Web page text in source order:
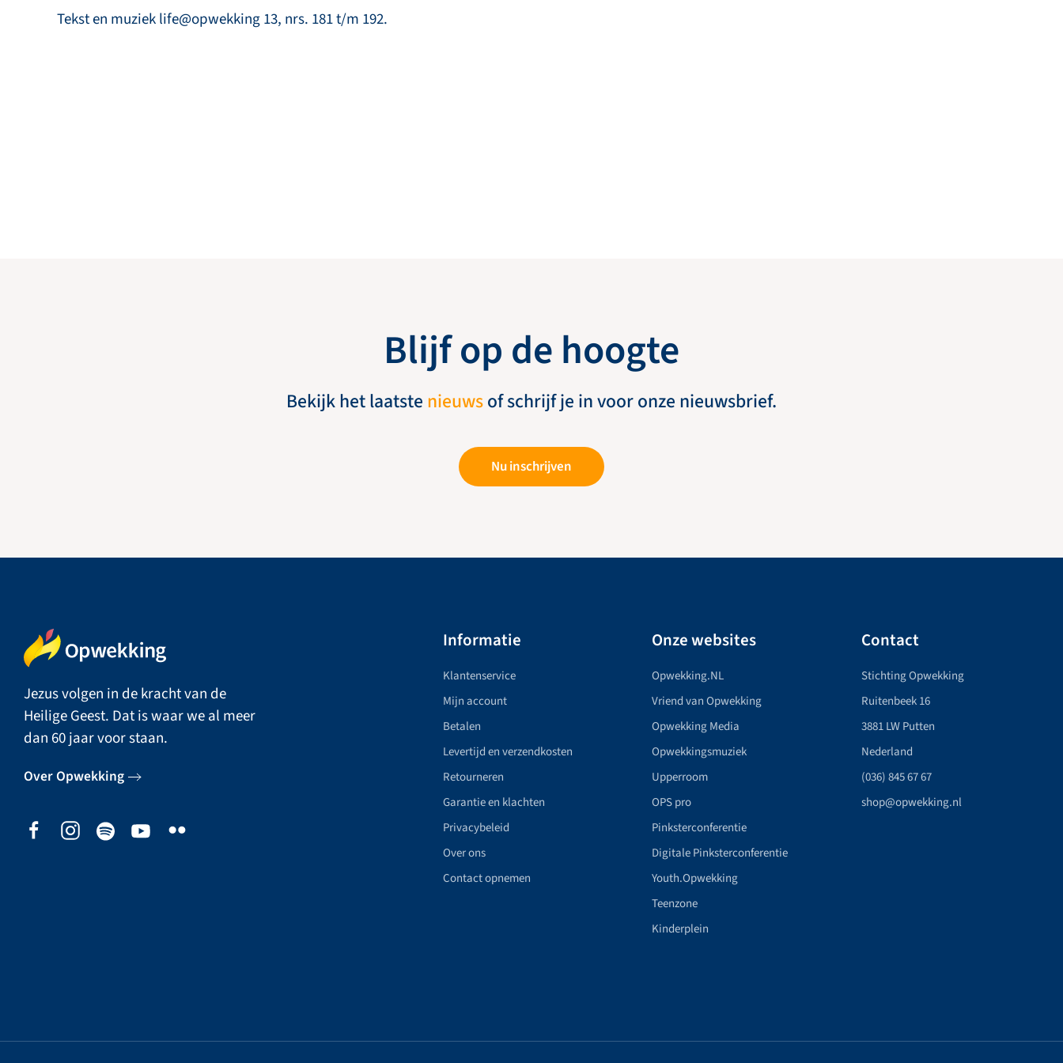
Tekst en muziek life@opwekking 13, nrs. 181 t/m 192.
Blijf op de hoogte
Bekijk het laatste nieuwsof schrijf je in voor onze nieuwsbrief.
Nu inschrijven
Jezus volgen in de kracht van de
Heilige Geest. Dat is waar we al meer
dan 60 jaar voor staan.
Over Opwekking
Informatie
Klantenservice
Mijn account
Betalen
Levertijd en verzendkosten
Retourneren
Garantie en klachten
Privacybeleid
Over ons
Contact opnemen
Onze websites
Opwekking.NL
Vriend van Opwekking
Opwekking Media
Opwekkingsmuziek
Upperroom
OPS pro
Pinksterconferentie
Digitale Pinksterconferentie
Youth.Opwekking
Teenzone
Kinderplein
Contact
Stichting Opwekking
Ruitenbeek 16
3881 LW Putten
Nederland
(036) 845 67 67
shop@opwekking.nl